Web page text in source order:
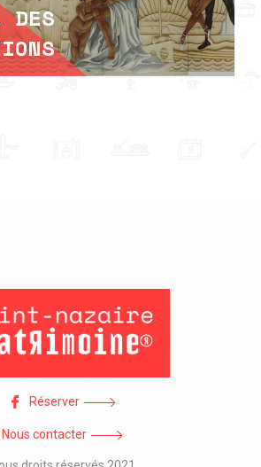
DES
Réserver
Nous contacter